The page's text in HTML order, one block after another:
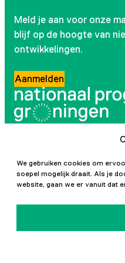
We gebruiken cookies om
soepel mogelijk draait. Als je
website, gaan we er vanuit dat
InstagramLinkedIn YouTube Facebook
Meld je aan voor onze
blijf op de hoogte van
ontwikkelingen.
Aanmelden